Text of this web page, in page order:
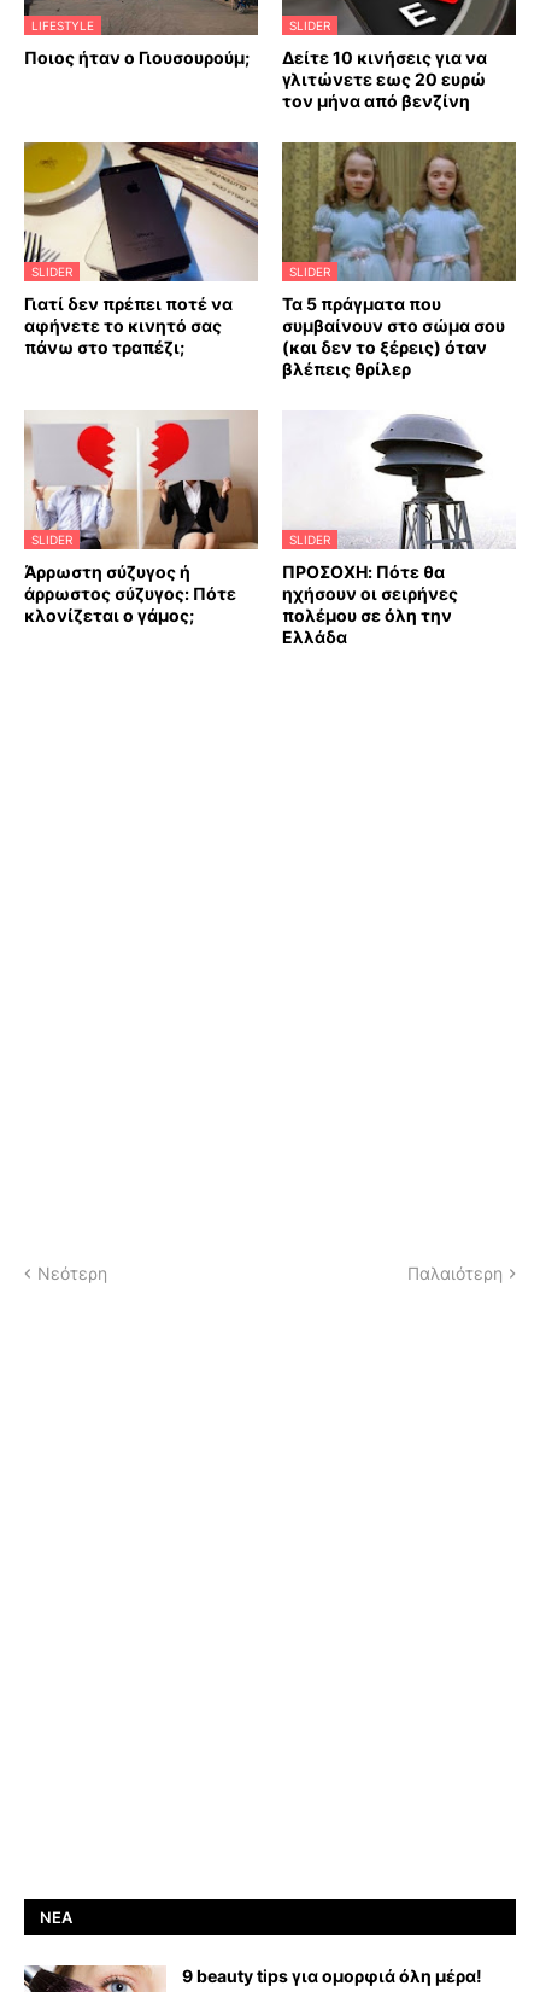
LIFESTYLE
Ποιος ήταν ο Γιουσουρούμ;
SLIDER
Δείτε 10 κινήσεις για να
γλιτώνετε εως 20 ευρώ
τον μήνα από βενζίνη
SLIDER
Γιατί δεν πρέπει ποτέ να
αφήνετε το κινητό σας
πάνω στο τραπέζι;
SLIDER
Τα 5 πράγματα που
συμβαίνουν στο σώμα σου
(και δεν το ξέρεις) όταν
βλέπεις θρίλερ
SLIDER
Άρρωστη σύζυγος ή
άρρωστος σύζυγος: Πότε
κλονίζεται ο γάμος;
SLIDER
ΠΡΟΣΟΧΗ: Πότε θα
ηχήσουν οι σειρήνες
πολέμου σε όλη την
Ελλάδα
Νεότερη Παλαιότερη
ΝΈΑ
9 beauty tips για ομορφιά όλη μέρα!